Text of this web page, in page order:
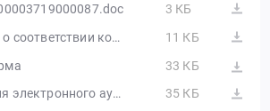
3 КБ
Уведомление о соответствии контролируемой информации
11 КБ
33 КБ
Документация электронного аукциона от 12.04.2019 №0161200003719000087
35 КБ